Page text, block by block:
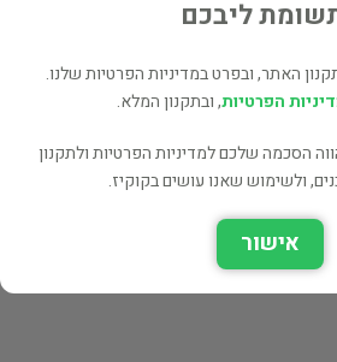
ספר א'
רכישה ישירה
ליבכם
האתר, ובפרט במדיניות הפרטיות שלנו.
הפרטיות, ובתקנון המלא.
הסכמה שלכם למדיניות הפרטיות ולתקנון
ולשימוש שאנו עושים בקוקיז.
אישור